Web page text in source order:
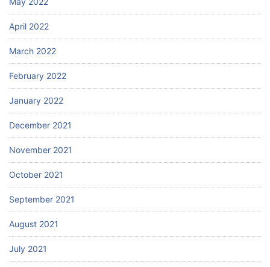
April 2022
March 2022
February 2022
January 2022
December 2021
November 2021
October 2021
September 2021
August 2021
July 2021